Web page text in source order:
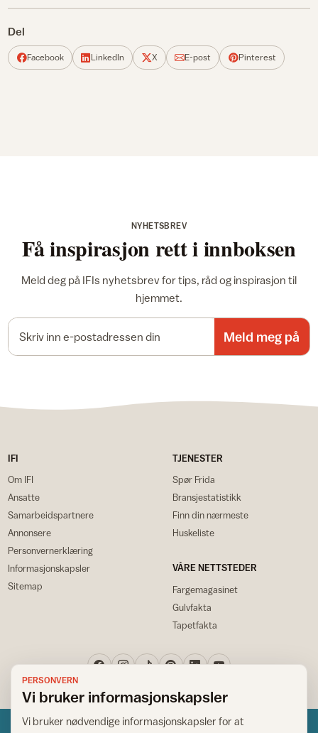
Del
Facebook LinkedIn X E-post Pinterest
NYHETSBREV
Få inspirasjon rett i innboksen
Meld deg på IFIs nyhetsbrev for tips, råd og inspirasjon til
hjemmet.
Meld meg på
IFI
Om IFI
Ansatte
Samarbeidspartnere
Annonsere
Personvernerklæring
Informasjonskapsler
Sitemap
TJENESTER
Spør Frida
Bransjestatistikk
Finn din nærmeste
Huskeliste
VÅRE NETTSTEDER
Fargemagasinet
Gulvfakta
Tapetfakta
PERSONVERN
Vi bruker informasjonskapsler
Vi bruker nødvendige informasjonskapsler for at